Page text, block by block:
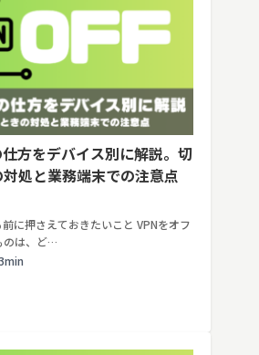
方をデバイス別に解説。切
処と業務端末での注意点
に押さえておきたいこと VPNをオフ
のは、ど…